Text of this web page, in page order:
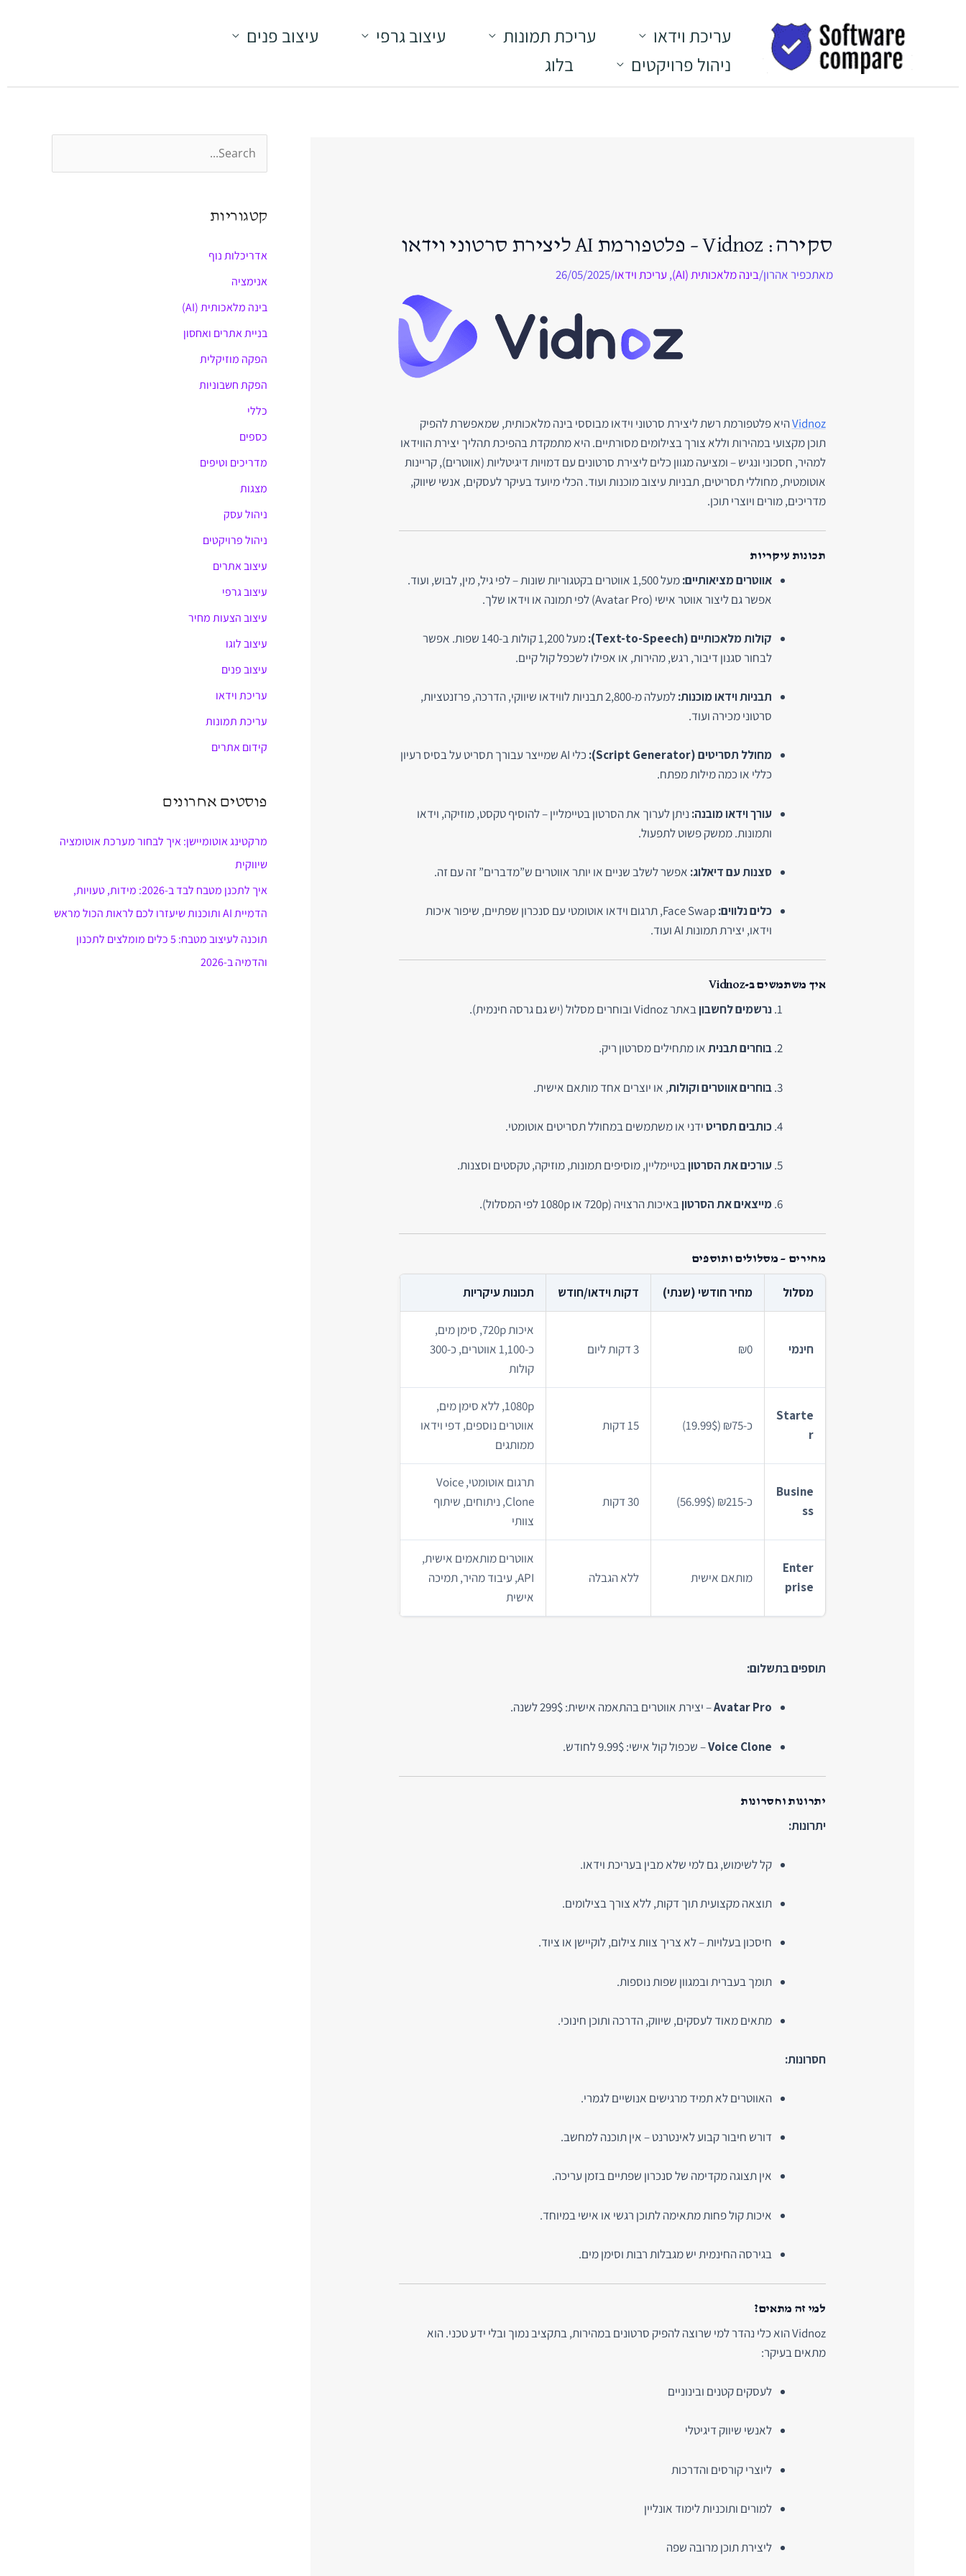
עריכת וידאו עריכת תמונות עיצוב גרפי
עיצוב פנים
ניהול פרויקטים
בלוג
סקירה: Vidnoz – פלטפורמת AI ליצירת סרטוני וידאו
מאתכפיר אהרון/בינה מלאכותית (AI) ,עריכת וידאו/
26/05/2025
Vidnozהיא פלטפורמת רשת ליצירת סרטוני וידאו מבוססי בינה מלאכותית, שמאפשרת להפיק
תוכן מקצועי במהירות וללא צורך בצילומים מסורתיים. היא מתמקדת בהפיכת תהליך יצירת הווידאו
למהיר, חסכוני ונגיש – ומציעה מגוון כלים ליצירת סרטונים עם דמויות דיגיטליות (אווטרים), קריינות
אוטומטית, מחוללי תסריטים, תבניות עיצוב מוכנות ועוד. הכלי מיועד בעיקר לעסקים, אנשי שיווק,
מדריכים, מורים ויוצרי תוכן.
תכונות עיקריות
אווטרים מציאותיים:
מעל 1,500 אווטרים בקטגוריות שונות – לפי גיל, מין, לבוש, ועוד.
אפשר גם ליצור אווטר אישי (Avatar Pro) לפי תמונה או וידאו שלך.
קולות מלאכותיים (Text-to-Speech):
מעל 1,200 קולות ב-140 שפות. אפשר
לבחור סגנון דיבור, רגש, מהירות, או אפילו לשכפל קול קיים.
תבניות וידאו מוכנות:
למעלה מ-2,800 תבניות לווידאו שיווקי, הדרכה, פרזנטציות,
סרטוני מכירה ועוד.
מחולל תסריטים (Script Generator):
כלי AI שמייצר עבורך תסריט על בסיס רעיון
כללי או כמה מילות מפתח.
עורך וידאו מובנה: ניתן לערוך את הסרטון בטיימליין – להוסיף טקסט, מוזיקה, וידאו
ותמונות. ממשק פשוט לתפעול.
סצנות עם דיאלוג: אפשר לשלב שניים או יותר אווטרים ש”מדברים” זה עם זה.
כלים נלווים:
Face Swap, תרגום וידאו אוטומטי עם סנכרון שפתיים, שיפור איכות
וידאו, יצירת תמונות AI ועוד.
איך משתמשים ב-Vidnoz
נרשמים לחשבוןבאתר Vidnoz ובוחרים מסלול (יש גם גרסה חינמית).
בוחרים תבניתאו מתחילים מסרטון ריק.
בוחרים אווטרים וקולות, או יוצרים אחד מותאם אישית.
כותבים תסריטידני או משתמשים במחולל תסריטים אוטומטי.
עורכים את הסרטוןבטיימליין, מוסיפים תמונות, מוזיקה, טקסטים וסצנות.
מייצאים את הסרטוןבאיכות הרצויה (720p או 1080p לפי המסלול).
מחירים – מסלולים ותוספים
מסלול מחיר חודשי (שנתי) דקות וידאו/חודש תכונות עיקריות
חינמי ₪0 3 דקות ליום
איכות 720p, סימן מים,
כ-1,100 אווטרים, כ-300
קולות
Starte
r
כ-₪75 (19.99$) 15 דקות
1080p, ללא סימן מים,
אווטרים נוספים, דפי וידאו
ממותגים
Busine
ss
כ-₪215 (56.99$) 30 דקות
תרגום אוטומטי, Voice
Clone, ניתוחים, שיתוף
צוותי
Enter
prise
מותאם אישית ללא הגבלה
אווטרים מותאמים אישית,
API, עיבוד מהיר, תמיכה
אישית
תוספים בתשלום:
Avatar Pro– יצירת אווטרים בהתאמה אישית: 299$ לשנה.
Voice Clone– שכפול קול אישי: 9.99$ לחודש.
יתרונות וחסרונות
יתרונות:
קל לשימוש, גם למי שלא מבין בעריכת וידאו.
תוצאה מקצועית תוך דקות, ללא צורך בצילומים.
חיסכון בעלויות – לא צריך צוות צילום, לוקיישן או ציוד.
תומך בעברית ובמגוון שפות נוספות.
מתאים מאוד לעסקים, שיווק, הדרכה ותוכן חינוכי.
חסרונות:
האווטרים לא תמיד מרגישים אנושיים לגמרי.
דורש חיבור קבוע לאינטרנט – אין תוכנה למחשב.
אין תצוגה מקדימה של סנכרון שפתיים בזמן עריכה.
איכות קול פחות מתאימה לתוכן רגשי או אישי במיוחד.
בגירסה החינמית יש מגבלות רבות וסימן מים.
למי זה מתאים?
Vidnoz הוא כלי נהדר למי שרוצה להפיק סרטונים במהירות, בתקציב נמוך ובלי ידע טכני. הוא
מתאים בעיקר:
לעסקים קטנים ובינוניים
לאנשי שיווק דיגיטלי
ליוצרי קורסים והדרכות
למורים ותוכניות לימוד אונליין
ליצירת תוכן מרובה שפה
r
:
קטגוריות
אדריכלות נוף
אנימציה
בינה מלאכותית (AI)
בניית אתרים ואחסון
הפקה מוזיקלית
הפקת חשבוניות
כללי
כספים
מדריכים וטיפים
מצגות
ניהול עסק
ניהול פרויקטים
עיצוב אתרים
עיצוב גרפי
עיצוב הצעות מחיר
עיצוב לוגו
עיצוב פנים
עריכת וידאו
עריכת תמונות
קידום אתרים
פוסטים אחרונים
מרקטינג אוטומיישן: איך לבחור מערכת אוטומציה
שיווקית
איך לתכנן מטבח לבד ב-2026: מידות, טעויות,
הדמיית AI ותוכנות שיעזרו לכם לראות הכול מראש
תוכנה לעיצוב מטבח: 5 כלים מומלצים לתכנון
והדמיה ב-2026